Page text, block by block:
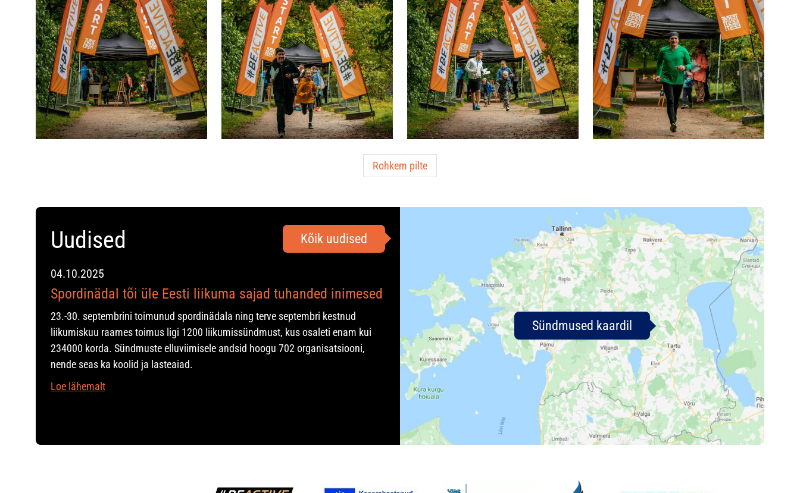
Rohkem pilte
Uudised Kõik uudised
04.10.2025
Spordinädal tõi üle Eesti liikuma sajad tuhanded inimesed
23.-30. septembrini toimunud spordinädala ning terve septembri kestnud
liikumiskuu raames toimus ligi 1200 liikumissündmust, kus osaleti enam kui
234000 korda. Sündmuste elluviimisele andsid hoogu 702 organisatsiooni,
nende seas ka koolid ja lasteaiad.
Loe lähemalt
Sündmused kaardil